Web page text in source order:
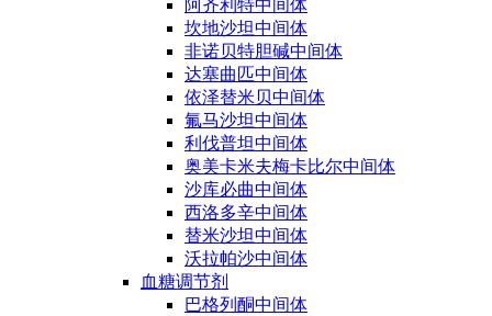
阿齐利特中间体
坎地沙坦中间体
非诺贝特胆碱中间体
达塞曲匹中间体
依泽替米贝中间体
氟马沙坦中间体
利伐普坦中间体
奥美卡米夫梅卡比尔中间体
沙库必曲中间体
西洛多辛中间体
替米沙坦中间体
沃拉帕沙中间体
血糖调节剂
巴格列酮中间体